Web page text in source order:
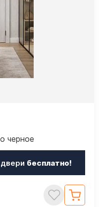
черное
бесплатно!